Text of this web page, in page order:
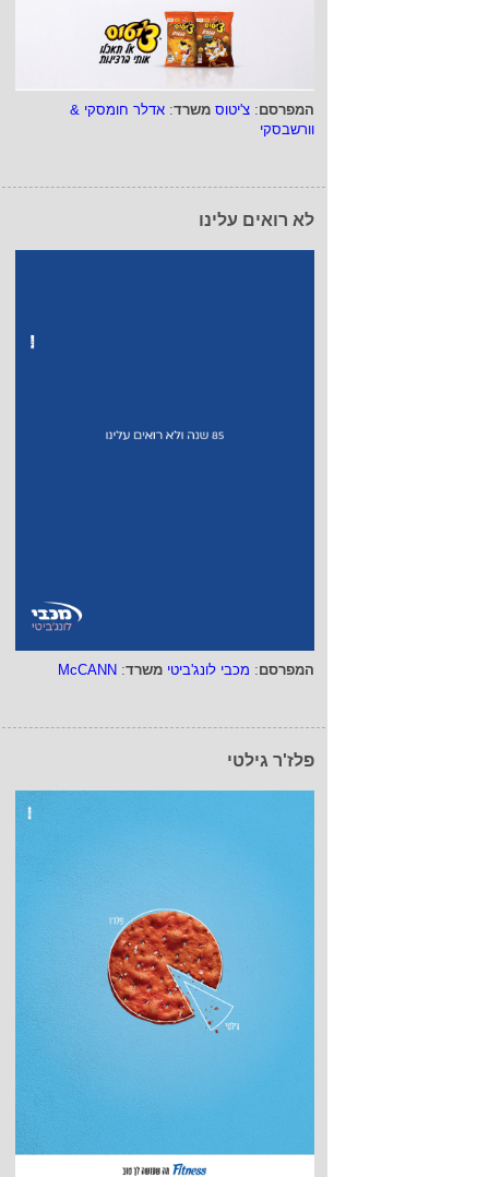
המפרסם: צ'יטוס משרד: אדלר חומסקי &
וורשבסקי
לא רואים עלינו
המפרסם: מכבי לונג'ביטי משרד:
McCANN
פלז'ר גילטי